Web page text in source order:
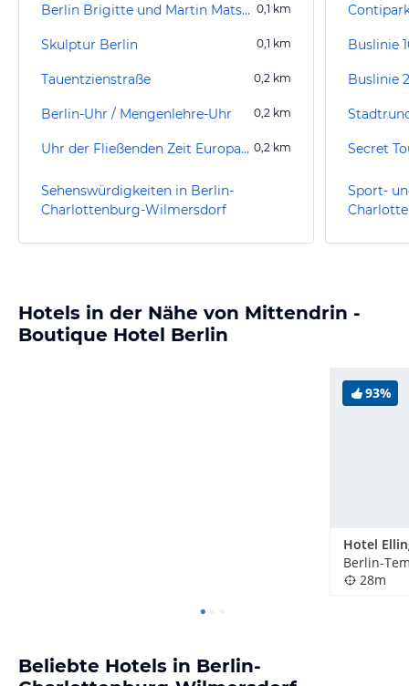
Berlin Brigitte und Martin Matschinsky-Denninghoff 0,1 km
Skulptur Berlin 0,1 km
Tauentzienstraße 0,2 km
Berlin-Uhr / Mengenlehre-Uhr 0,2 km
Uhr der Fließenden Zeit Europa-Center 0,2 km
Sehenswürdigkeiten in Berlin-
Charlottenburg-Wilmersdorf
Buslinie
Buslinie
Secret
Sport-
Hotels in der Nähe von Mittendrin -
Boutique Hotel Berlin
93%
28m
Beliebte Hotels in Berlin-